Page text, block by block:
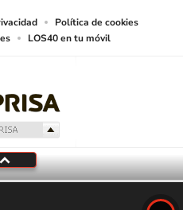
Política de cookies
LOS40 en tu móvil